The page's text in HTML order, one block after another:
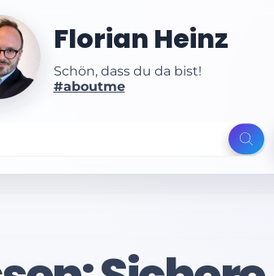
Florian Heinz
Schön, dass du da bist!
#aboutme